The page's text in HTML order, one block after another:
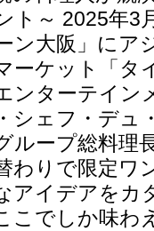
ト～ 2025年3
ン大阪」にア
ーケット「タ
ンターテイン
シェフ・デ
ループ総料理
わりで限定ワ
アイデアをカ
こでしか味わ